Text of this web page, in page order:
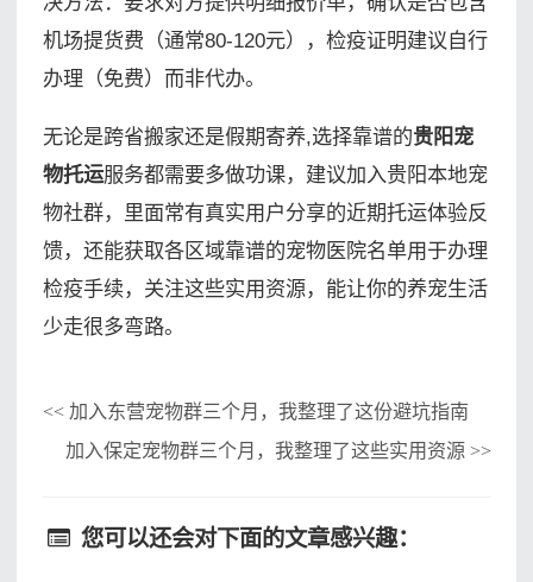
机场提货费（通常80-120元），检疫证明建议自行
办理（免费）而非代办。
无论是跨省搬家还是假期寄养,选择靠谱的贵阳宠
物托运服务都需要多做功课，建议加入贵阳本地宠
物社群，里面常有真实用户分享的近期托运体验反
馈，还能获取各区域靠谱的宠物医院名单用于办理
检疫手续，关注这些实用资源，能让你的养宠生活
少走很多弯路。
<<加入东营宠物群三个月，我整理了这份避坑指南
加入保定宠物群三个月，我整理了这些实用资源 >>
您可以还会对下面的文章感兴趣：